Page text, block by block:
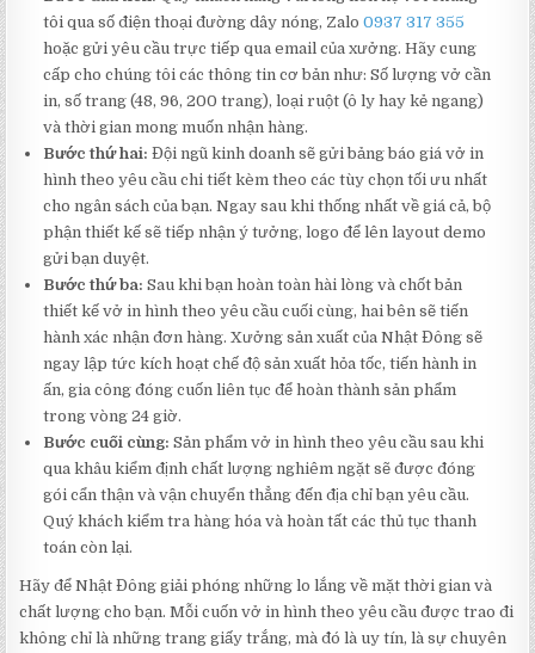
tôi qua số điện thoại đường dây nóng, Zalo0937 317 355
hoặc gửi yêu cầu trực tiếp qua email của xưởng. Hãy cung
cấp cho chúng tôi các thông tin cơ bản như: Số lượng vở cần
in, số trang (48, 96, 200 trang), loại ruột (ô ly hay kẻ ngang)
và thời gian mong muốn nhận hàng.
Bước thứ hai: Đội ngũ kinh doanh sẽ gửi bảng báo giá vở in
hình theo yêu cầu chi tiết kèm theo các tùy chọn tối ưu nhất
cho ngân sách của bạn. Ngay sau khi thống nhất về giá cả, bộ
phận thiết kế sẽ tiếp nhận ý tưởng, logo để lên layout demo
gửi bạn duyệt.
Bước thứ ba: Sau khi bạn hoàn toàn hài lòng và chốt bản
thiết kế vở in hình theo yêu cầu cuối cùng, hai bên sẽ tiến
hành xác nhận đơn hàng. Xưởng sản xuất của Nhật Đông sẽ
ngay lập tức kích hoạt chế độ sản xuất hỏa tốc, tiến hành in
ấn, gia công đóng cuốn liên tục để hoàn thành sản phẩm
trong vòng 24 giờ.
Bước cuối cùng: Sản phẩm vở in hình theo yêu cầu sau khi
qua khâu kiểm định chất lượng nghiêm ngặt sẽ được đóng
gói cẩn thận và vận chuyển thẳng đến địa chỉ bạn yêu cầu.
Quý khách kiểm tra hàng hóa và hoàn tất các thủ tục thanh
toán còn lại.
Hãy để Nhật Đông giải phóng những lo lắng về mặt thời gian và
chất lượng cho bạn. Mỗi cuốn vở in hình theo yêu cầu được trao đi
không chỉ là những trang giấy trắng, mà đó là uy tín, là sự chuyên